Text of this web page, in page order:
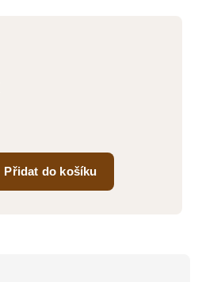
Přidat do košíku